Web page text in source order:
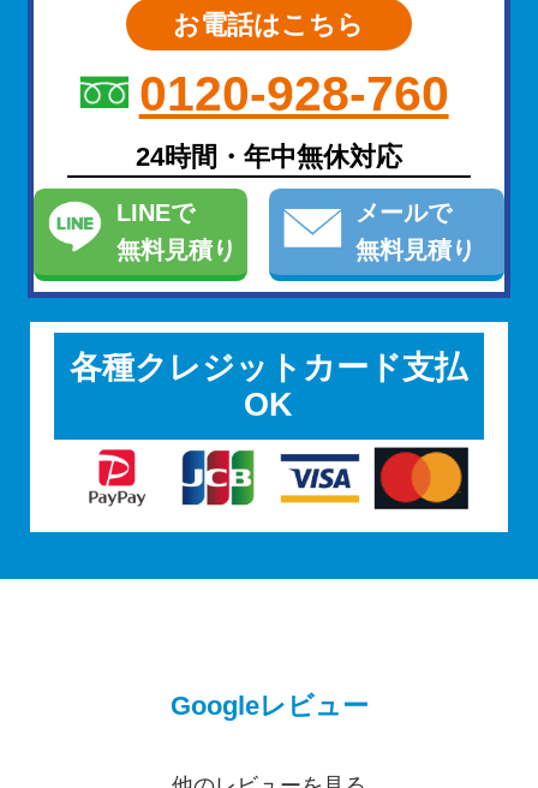
お電話はこちら
0120-928-760
24時間・年中無休対応
LINEで
無料見積り
メールで
無料見積り
各種クレジットカード支払
OK
Googleレビュー